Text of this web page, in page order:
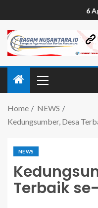
6
Home
NEWS
Kedungsumber, Desa
NEWS
Terbaik